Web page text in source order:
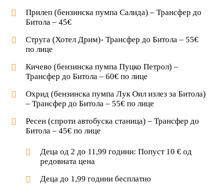
Прилеп (бензинска пумпа Салида) – Трансфер до
Битола – 45€
Струга (Хотел Дрим)- Трансфер до Битола – 55€
по лице
Кичево (бензинска пумпа Пуцко Петрол) –
Трансфер до Битола – 60€ по лице
Охрид (бензинска пумпа Лук Оил излез за Битола)
– Трансфер до Битола – 55€ по лице
Ресен (спроти автобуска станица) – Трансфер до
Битола – 45€ по лице
Деца од 2 до 11,99 години: Попуст 10 € од
редовната цена
Деца до 1,99 години бесплатно